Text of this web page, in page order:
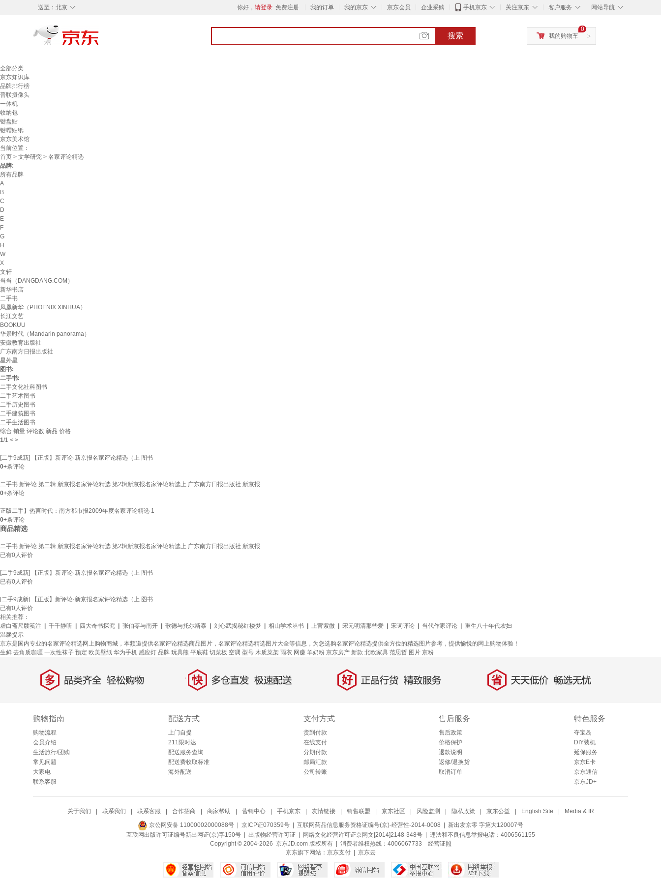
◇
送至： 北京 你好， 请登录 免费注册 我的订单 ◇
我的京东 京东会员 企业采购 ◇
手机京东 ◇
关注京东 ◇
客户服务 ◇
网站导航
搜索 >
0
我的购物车
全部分类
京东知识库
品牌排行榜
普联摄像头
一体机
收纳包
键盘贴
键帽贴纸
京东美术馆
当前位置：
首页 > 文学研究 > 名家评论精选
品牌:
所有品牌
A
B
C
D
E
F
G
H
W
X
文轩
当当（DANGDANG.COM）
新华书店
二手书
凤凰新华（PHOENIX XINHUA）
长江文艺
BOOKUU
华景时代（Mandarin panorama）
安徽教育出版社
广东南方日报出版社
星外星
图书:
二手书:
二手文化社科图书
二手艺术图书
二手历史图书
二手建筑图书
二手生活图书
综合 销量 评论数 新品 价格
1/1 < >
[二手9成新] 【正版】新评论·新京报名家评论精选（上 图书
0+条评论
二手书 新评论 第二辑 新京报名家评论精选 第2辑新京报名家评论精选上 广东南方日报出版社 新京报
0+条评论
正版二手】热言时代：南方都市报2009年度名家评论精选 1
0+条评论
商品精选
二手书 新评论 第二辑 新京报名家评论精选 第2辑新京报名家评论精选上 广东南方日报出版社 新京报
已有0人评价
[二手9成新] 【正版】新评论·新京报名家评论精选（上 图书
已有0人评价
[二手9成新] 【正版】新评论·新京报名家评论精选（上 图书
已有0人评价
相关推荐：
虚白斋尺牍笺注
千千静听 四大奇书探究 张伯苓与南开 歌德与托尔斯泰 刘心武揭秘红楼梦 相山学术丛书 上官紫微 宋元明清那些爱 宋词评论 当代作家评论
重生八十年代农妇
温馨提示
京东是国内专业的名家评论精选网上购物商城，本频道提供名家评论精选商品图片，名家评论精选精选图片大全等信息，为您选购名家评论精选提供全方位的精选图片参考，提供愉悦的网上购物体验！
生鲜 去角质咖喱 一次性袜子 预定 欧美壁纸 华为手机 感应灯 品牌 玩具熊 平底鞋 切菜板 空调 型号 木质菜架 雨衣 网赚 羊奶粉 京东房产 新款 北欧家具 范思哲 图片 京粉
多 品类齐全，轻松购物 快 多仓直发，极速配送 好 正品行货，精致服务 省 天天低价，畅选无忧
购物指南
购物流程
会员介绍
生活旅行/团购
常见问题
大家电
联系客服
配送方式
上门自提
211限时达
配送服务查询
配送费收取标准
海外配送
支付方式
货到付款
在线支付
分期付款
邮局汇款
公司转账
售后服务
售后政策
价格保护
退款说明
返修/退换货
取消订单
特色服务
夺宝岛
DIY装机
延保服务
京东E卡
京东通信
京东JD+
关于我们 联系我们 联系客服 合作招商 商家帮助 营销中心 手机京东 友情链接 销售联盟 京东社区 风险监测 隐私政策 京东公益 English Site Media & IR
京公网安备 11000002000088号 | 京ICP证070359号 | 互联网药品信息服务资格证编号(京)-经营性-2014-0008 | 新出发京零 字第大120007号
互联网出版许可证编号新出网证(京)字150号 | 出版物经营许可证| 网络文化经营许可证京网文[2014]2148-348号| 违法和不良信息举报电话：4006561155
Copyright © 2004-2026 京东JD.com 版权所有 | 消费者维权热线：4006067733 经营证照
京东旗下网站： 京东支付| 京东云